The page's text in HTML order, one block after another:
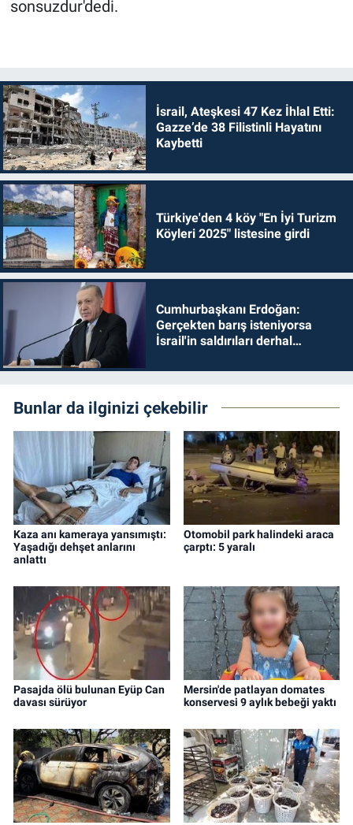
sonsuzdur'dedi.
İsrail, Ateşkesi 47 Kez İhlal Etti:
Gazze’de 38 Filistinli Hayatını
Kaybetti
Türkiye'den 4 köy "En İyi Turizm
Köyleri 2025" listesine girdi
Cumhurbaşkanı Erdoğan:
Gerçekten barış isteniyorsa
İsrail'in saldırıları derhal
Bunlar da ilginizi çekebilir
Kaza anı kameraya yansımıştı:
Yaşadığı dehşet anlarını
anlattı
Otomobil park halindeki araca
çarptı: 5 yaralı
Pasajda ölü bulunan Eyüp Can
davası sürüyor
Mersin'de patlayan domates
konservesi 9 aylık bebeği yaktı